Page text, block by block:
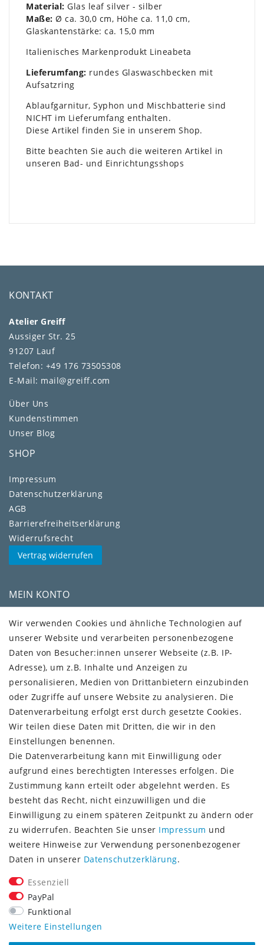
Material: Glas leaf silver - silber
Maße: Ø ca. 30,0 cm, Höhe ca. 11,0 cm,
Glaskantenstärke: ca. 15,0 mm
Italienisches Markenprodukt Lineabeta
Lieferumfang: rundes Glaswaschbecken mit
Aufsatzring
Ablaufgarnitur, Syphon und Mischbatterie sind
NICHT im Lieferumfang enthalten.
Diese Artikel finden Sie in unserem Shop.
Bitte beachten Sie auch die weiteren Artikel in
unseren Bad- und Einrichtungsshops
KONTAKT
Atelier Greiff
Aussiger Str. 25
91207 Lauf
Telefon: +49 176 73505308
E-Mail: mail@greiff.com
Über Uns
Kundenstimmen
Unser Blog
SHOP
Impressum
Daten­schutz­erklärung
AGB
Barrierefreiheitserklärung
Widerrufs­recht
Vertrag widerrufen
MEIN KONTO
Kundenkonto
VERSAND + SERVICE
Versandinformationen
Rückgabeinformationen
Zahlungsinformationen
Vorkasse (3% Rabatt)
Paypal
Kauf auf Rechnung (Paypalservice)
Lastschrift (Paypalservice)
Kreditkarte (Paypalservice)
SOCIAL MEDIA
CONSULTING- UND TEXTAGENTUR
Wir verwenden Cookies und ähnliche Technologien auf
unserer Website und verarbeiten personenbezogene
Daten von Besucher:innen unserer Webseite (z.B. IP-
Adresse), um z.B. Inhalte und Anzeigen zu
personalisieren, Medien von Drittanbietern einzubinden
oder Zugriffe auf unsere Website zu analysieren. Die
Datenverarbeitung erfolgt erst durch gesetzte Cookies.
Wir teilen diese Daten mit Dritten, die wir in den
Einstellungen benennen.
Die Datenverarbeitung kann mit Einwilligung oder
aufgrund eines berechtigten Interesses erfolgen. Die
Zustimmung kann erteilt oder abgelehnt werden. Es
besteht das Recht, nicht einzuwilligen und die
Einwilligung zu einem späteren Zeitpunkt zu ändern oder
zu widerrufen. Beachten Sie unser Impressum und
weitere Hinweise zur Verwendung personenbezogener
Daten in unserer Daten­schutz­erklärung.
Essenziell
PayPal
Funktional
Weitere Einstellungen